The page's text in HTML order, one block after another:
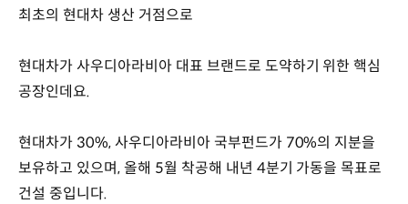
최초의 현대차 생산 거점으로
현대차가 사우디아라비아 대표 브랜드로 도약하기 위한 핵심
공장인데요.
현대차가 30%, 사우디아라비아 국부펀드가 70%의 지분을
보유하고 있으며, 올해 5월 착공해 내년 4분기 가동을 목표로
건설 중입니다.